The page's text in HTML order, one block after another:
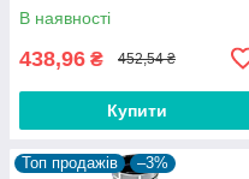
В наявності
438,96 ₴ 452,54 ₴
Купити
Топ продажів –3%